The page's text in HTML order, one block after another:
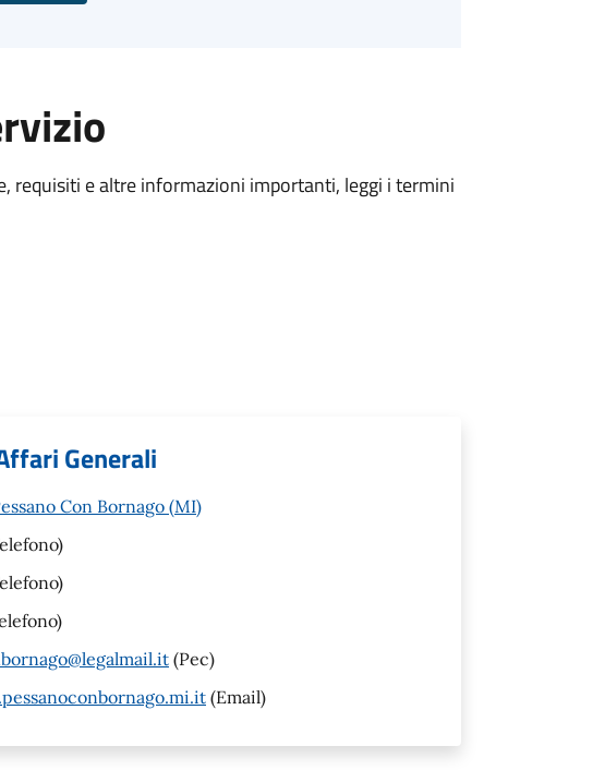
requisiti e altre informazioni importanti, leggi i termini
Generali
Con Bornago (MI)
(Pec)
(Email)